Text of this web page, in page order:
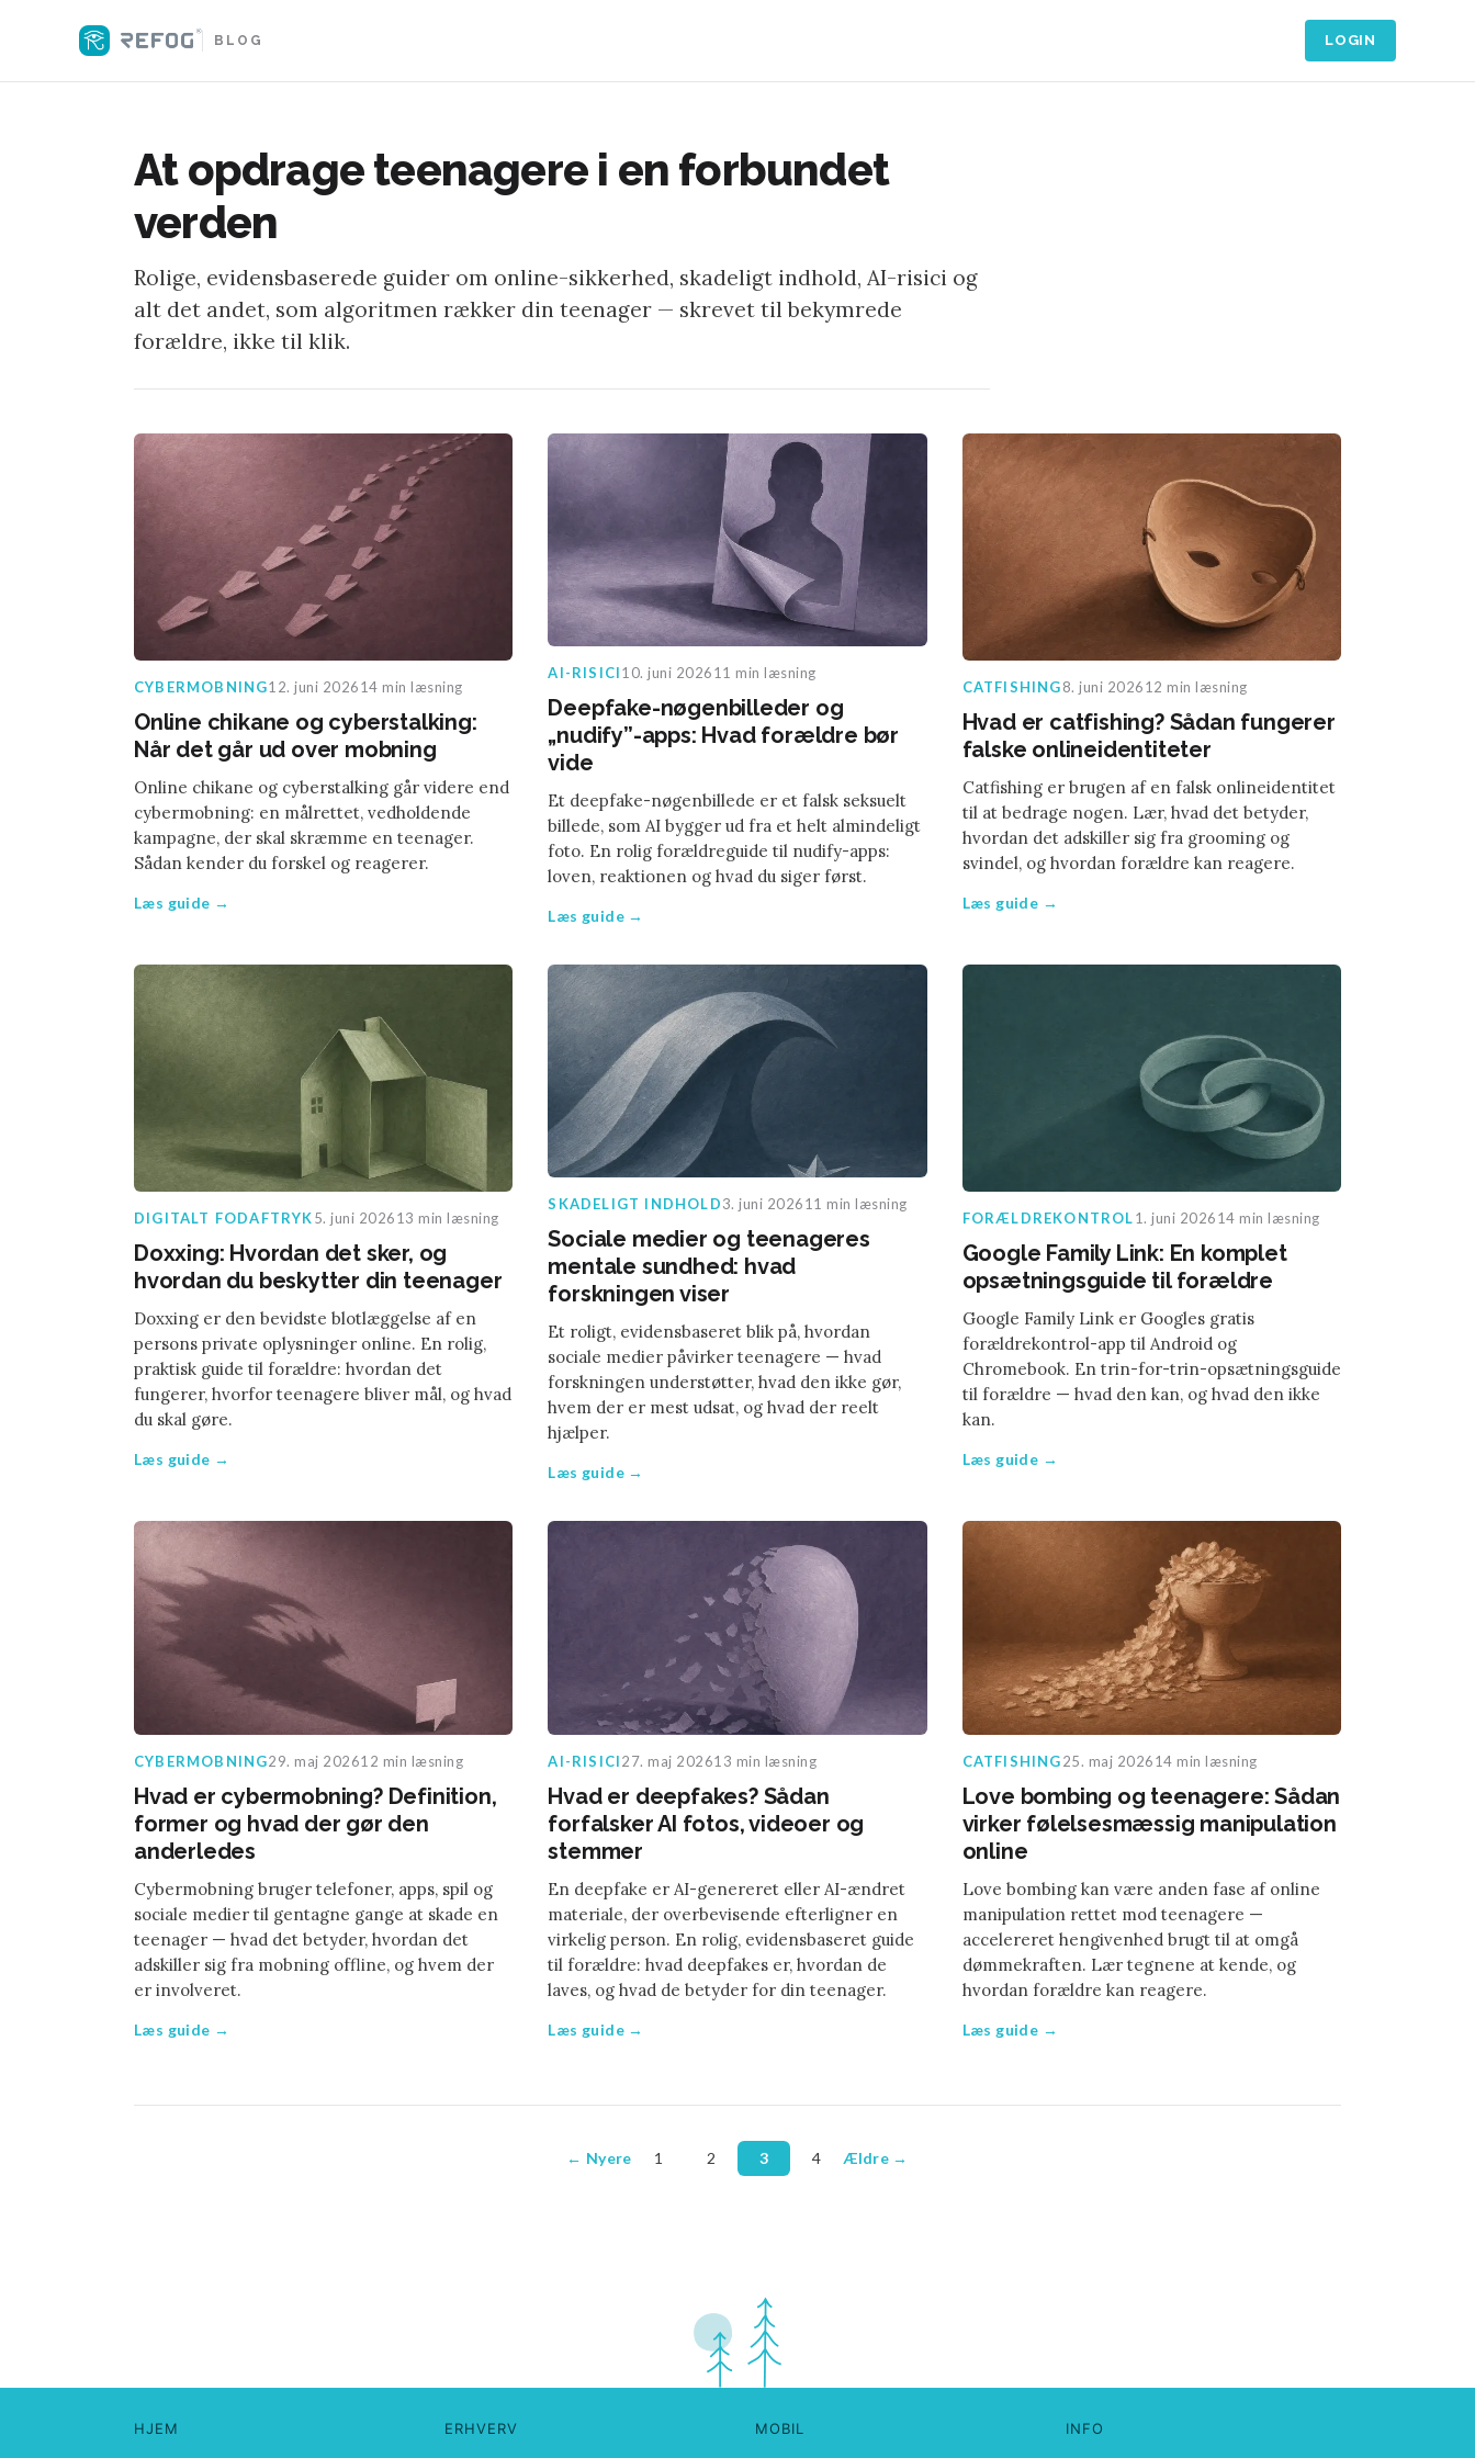
BLOG LOGIN
At opdrage teenagere i en forbundet
verden
Rolige, evidensbaserede guider om online-sikkerhed, skadeligt indhold, AI-risici og
alt det andet, som algoritmen rækker din teenager — skrevet til bekymrede
forældre, ikke til klik.
CYBERMOBNING12. juni 202614 min læsning
Online chikane og cyberstalking:
Når det går ud over mobning
Online chikane og cyberstalking går videre end
cybermobning: en målrettet, vedholdende
kampagne, der skal skræmme en teenager.
Sådan kender du forskel og reagerer.
Læs guide →
AI-RISICI10. juni 202611 min læsning
Deepfake-nøgenbilleder og
„nudify”-apps: Hvad forældre bør
vide
Et deepfake-nøgenbillede er et falsk seksuelt
billede, som AI bygger ud fra et helt almindeligt
foto. En rolig forældreguide til nudify-apps:
loven, reaktionen og hvad du siger først.
Læs guide →
CATFISHING8. juni 202612 min læsning
Hvad er catfishing? Sådan fungerer
falske onlineidentiteter
Catfishing er brugen af en falsk onlineidentitet
til at bedrage nogen. Lær, hvad det betyder,
hvordan det adskiller sig fra grooming og
svindel, og hvordan forældre kan reagere.
Læs guide →
DIGITALT FODAFTRYK5. juni 202613 min læsning
Doxxing: Hvordan det sker, og
hvordan du beskytter din teenager
Doxxing er den bevidste blotlæggelse af en
persons private oplysninger online. En rolig,
praktisk guide til forældre: hvordan det
fungerer, hvorfor teenagere bliver mål, og hvad
du skal gøre.
Læs guide →
SKADELIGT INDHOLD3. juni 202611 min læsning
Sociale medier og teenageres
mentale sundhed: hvad
forskningen viser
Et roligt, evidensbaseret blik på, hvordan
sociale medier påvirker teenagere — hvad
forskningen understøtter, hvad den ikke gør,
hvem der er mest udsat, og hvad der reelt
hjælper.
Læs guide →
FORÆLDREKONTROL1. juni 202614 min læsning
Google Family Link: En komplet
opsætningsguide til forældre
Google Family Link er Googles gratis
forældrekontrol-app til Android og
Chromebook. En trin-for-trin-opsætningsguide
til forældre — hvad den kan, og hvad den ikke
kan.
Læs guide →
CYBERMOBNING29. maj 202612 min læsning
Hvad er cybermobning? Definition,
former og hvad der gør den
anderledes
Cybermobning bruger telefoner, apps, spil og
sociale medier til gentagne gange at skade en
teenager — hvad det betyder, hvordan det
adskiller sig fra mobning offline, og hvem der
er involveret.
Læs guide →
AI-RISICI27. maj 202613 min læsning
Hvad er deepfakes? Sådan
forfalsker AI fotos, videoer og
stemmer
En deepfake er AI-genereret eller AI-ændret
materiale, der overbevisende efterligner en
virkelig person. En rolig, evidensbaseret guide
til forældre: hvad deepfakes er, hvordan de
laves, og hvad de betyder for din teenager.
Læs guide →
CATFISHING25. maj 202614 min læsning
Love bombing og teenagere: Sådan
virker følelsesmæssig manipulation
online
Love bombing kan være anden fase af online
manipulation rettet mod teenagere —
accelereret hengivenhed brugt til at omgå
dømmekraften. Lær tegnene at kende, og
hvordan forældre kan reagere.
Læs guide →
← Nyere 1 2 3 4 Ældre →
HJEM ERHVERV MOBIL INFO